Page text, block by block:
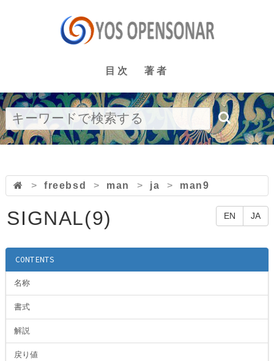
目次 著者
> freebsd > man > ja > man9
EN JA
SIGNAL(9)
CONTENTS
名称
書式
解説
戻り値